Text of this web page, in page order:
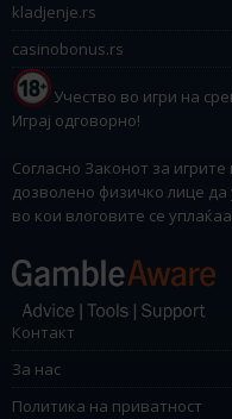
kladjenje.rs
casinobonus.rs
Учество во игри на
Играј одговорно!
Согласно Законот за
дозволено физичко лице да
во кои влоговите се
Контакт
За нас
Политика на приватност